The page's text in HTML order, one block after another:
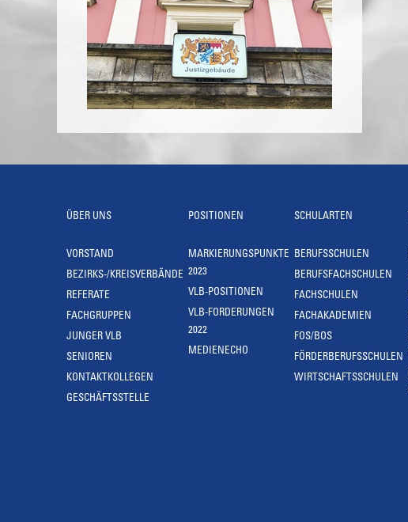
ÜBER UNS
VORSTAND
BEZIRKS-/KREISVERBÄNDE
REFERATE
FACHGRUPPEN
JUNGER VLB
SENIOREN
KONTAKTKOLLEGEN
GESCHÄFTSSTELLE
POSITIONEN
MARKIERUNGSPUNKTE
2023
VLB-POSITIONEN
VLB-FORDERUNGEN
2022
MEDIENECHO
SCHULARTEN
BERUFSSCHULEN
BERUFSFACHSCHULEN
FACHSCHULEN
FACHAKADEMIEN
FOS/BOS
FÖRDERBERUFSSCHULEN
WIRTSCHAFTSSCHULEN